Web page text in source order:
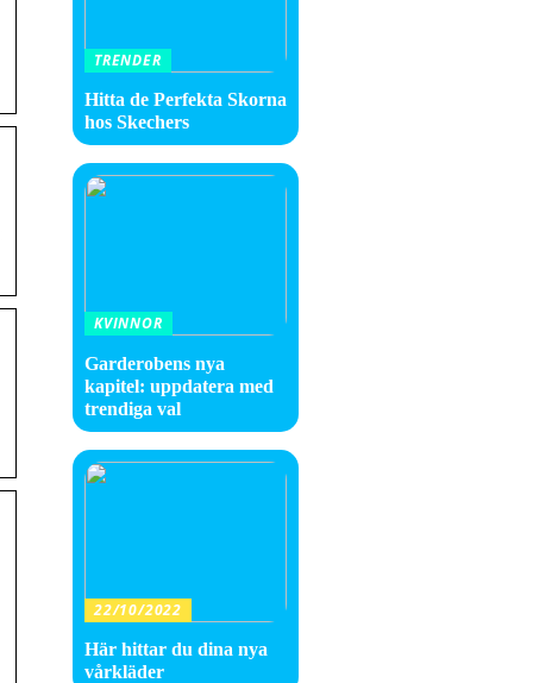
TRENDER
Hitta de Perfekta Skorna
hos Skechers
KVINNOR
Garderobens nya
kapitel: uppdatera med
trendiga val
22/10/2022
Här hittar du dina nya
vårkläder